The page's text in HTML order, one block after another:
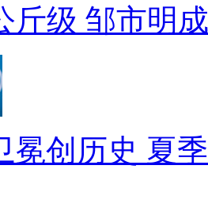
斤级 邹市明
冕创历史 夏